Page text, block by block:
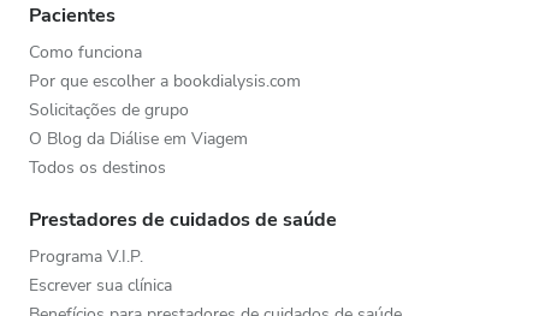
Pacientes
Como funciona
Por que escolher a bookdialysis.com
Solicitações de grupo
O Blog da Diálise em Viagem
Todos os destinos
Prestadores de cuidados de saúde
Programa V.I.P.
Escrever sua clínica